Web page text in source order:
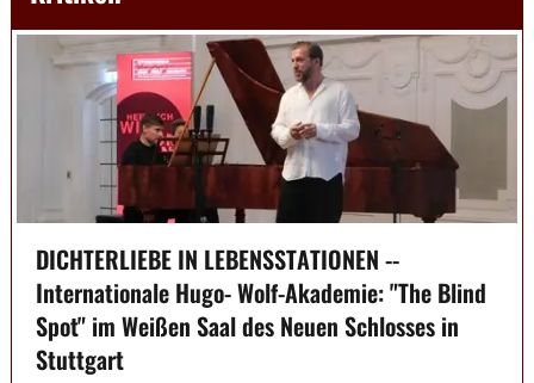
DICHTERLIEBE IN LEBENSSTATIONEN --
Internationale Hugo- Wolf-Akademie: "The Blind
Spot" im Weißen Saal des Neuen Schlosses in
Stuttgart